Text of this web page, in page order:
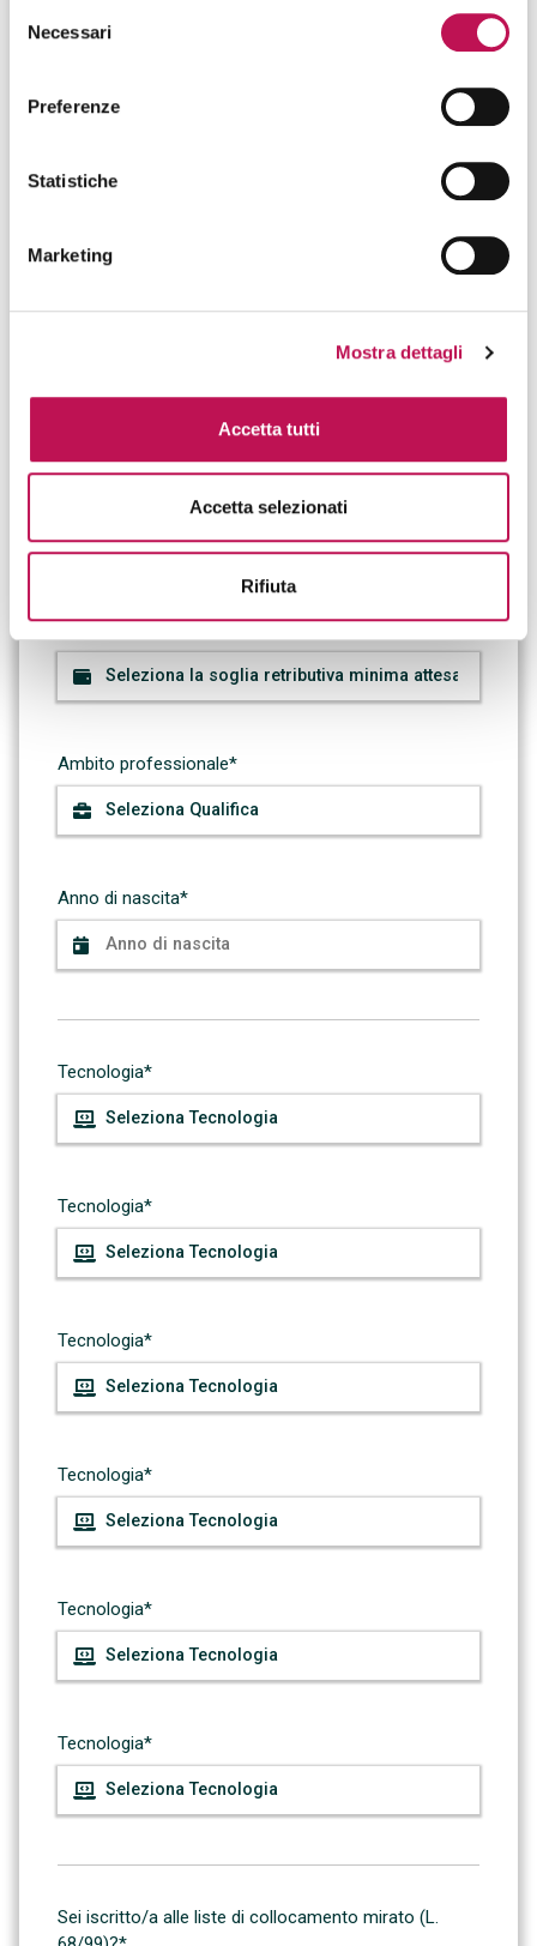
delNecessari
Preferenze
Statistiche
Marketing
Mostra dettagli
Accetta tutti
Accetta selezionati
Rifiuta
Soglia retributiva minima attesa*
Ambito professionale*
Anno di nascita*
Tecnologia*
Tecnologia*
Tecnologia*
Tecnologia*
Tecnologia*
Tecnologia*
Sei iscritto/a alle liste di collocamento mirato (L.